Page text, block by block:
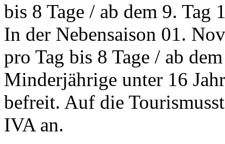
bis 8 Tage / ab dem 9. Tag
In der Nebensaison 01.
pro Tag bis 8 Tage / ab
Minderjährige unter 16
befreit. Auf die
IVA an.